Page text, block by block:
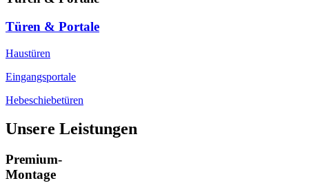
Türen & Portale
Haustüren
Eingangsportale
Hebeschiebetüren
Unsere Leistungen
Premium-
Montage